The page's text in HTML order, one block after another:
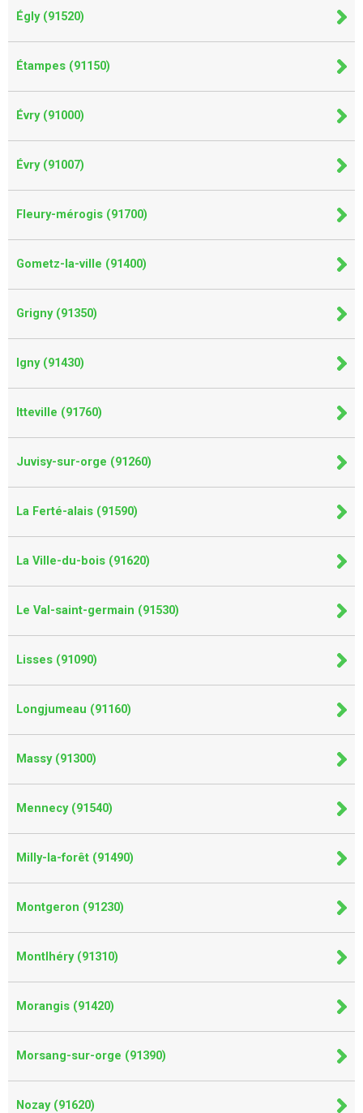
Égly (91520)
Étampes (91150)
Évry (91000)
Évry (91007)
Fleury-mérogis (91700)
Gometz-la-ville (91400)
Grigny (91350)
Igny (91430)
Itteville (91760)
Juvisy-sur-orge (91260)
La Ferté-alais (91590)
La Ville-du-bois (91620)
Le Val-saint-germain (91530)
Lisses (91090)
Longjumeau (91160)
Massy (91300)
Mennecy (91540)
Milly-la-forêt (91490)
Montgeron (91230)
Montlhéry (91310)
Morangis (91420)
Morsang-sur-orge (91390)
Nozay (91620)